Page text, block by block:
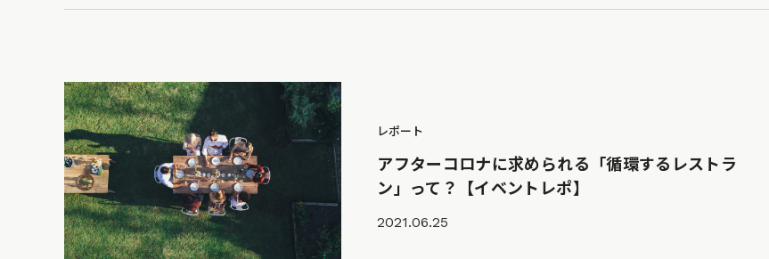
レポート
アフターコロナに求められる「循環するレストラ
ン」って？【イベントレポ】
2021.06.25